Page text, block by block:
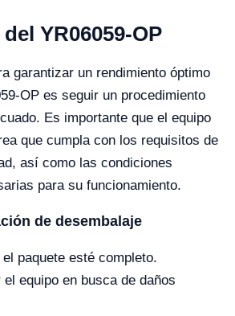
YR06059-OP
garantizar un rendimiento óptimo
OP es seguir un procedimiento
Es importante que el equipo
que cumpla con los requisitos de
así como las condiciones
para su funcionamiento.
de desembalaje
paquete esté completo.
equipo en busca de daños